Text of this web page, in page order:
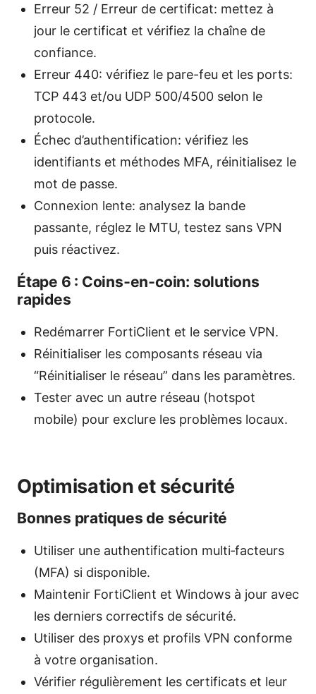
Erreur 52 / Erreur de certificat: mettez à
jour le certificat et vérifiez la chaîne de
confiance.
Erreur 440: vérifiez le pare-feu et les ports:
TCP 443 et/ou UDP 500/4500 selon le
protocole.
Échec d’authentification: vérifiez les
identifiants et méthodes MFA, réinitialisez le
mot de passe.
Connexion lente: analysez la bande
passante, réglez le MTU, testez sans VPN
puis réactivez.
Étape 6 : Coins‑en‑coin: solutions
rapides
Redémarrer FortiClient et le service VPN.
Réinitialiser les composants réseau via
“Réinitialiser le réseau” dans les paramètres.
Tester avec un autre réseau (hotspot
mobile) pour exclure les problèmes locaux.
Optimisation et sécurité
Bonnes pratiques de sécurité
Utiliser une authentification multi‑facteurs
(MFA) si disponible.
Maintenir FortiClient et Windows à jour avec
les derniers correctifs de sécurité.
Utiliser des proxys et profils VPN conforme
à votre organisation.
Vérifier régulièrement les certificats et leur